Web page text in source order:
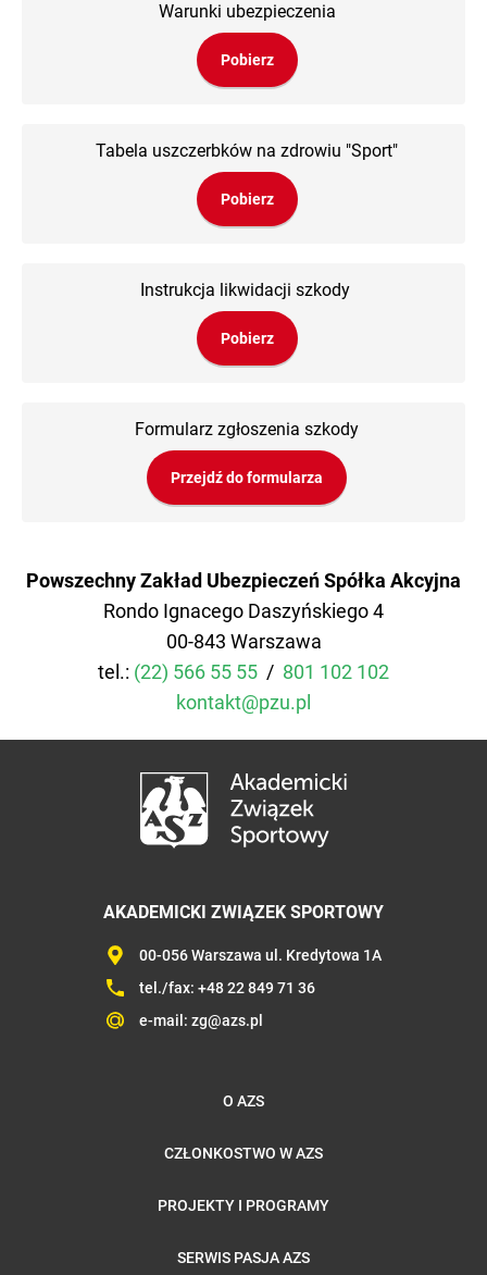
Warunki ubezpieczenia
Pobierz
Tabela uszczerbków na zdrowiu "Sport"
Pobierz
Instrukcja likwidacji szkody
Pobierz
Formularz zgłoszenia szkody
Przejdź do formularza
Powszechny Zakład Ubezpieczeń Spółka Akcyjna
Rondo Ignacego Daszyńskiego 4
00-843 Warszawa
tel.: (22) 566 55 55 / 801 102 102
kontakt@pzu.pl
AKADEMICKI ZWIĄZEK SPORTOWY
00-056 Warszawa ul. Kredytowa 1A
tel./fax: +48 22 849 71 36
e-mail: zg@azs.pl
O AZS
CZŁONKOSTWO W AZS
PROJEKTY I PROGRAMY
SERWIS PASJA AZS